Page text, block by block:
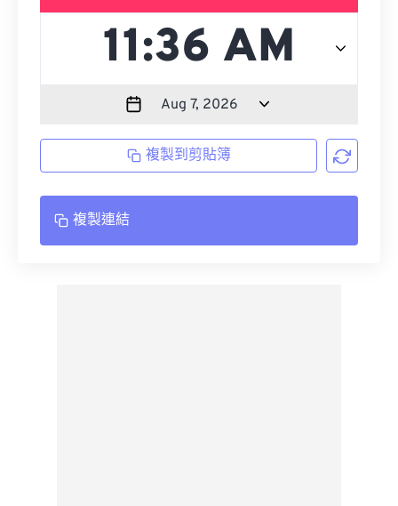
複製到剪貼簿
複製連結